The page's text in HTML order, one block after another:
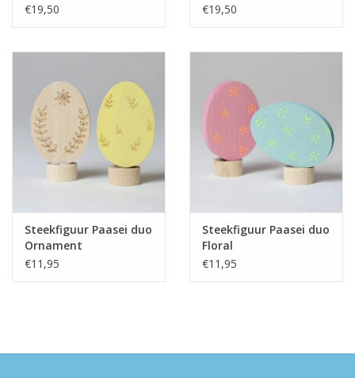
€19,50
€19,50
Steekfiguur Paasei duo
Ornament
€11,95
Steekfiguur Paasei duo
Floral
€11,95